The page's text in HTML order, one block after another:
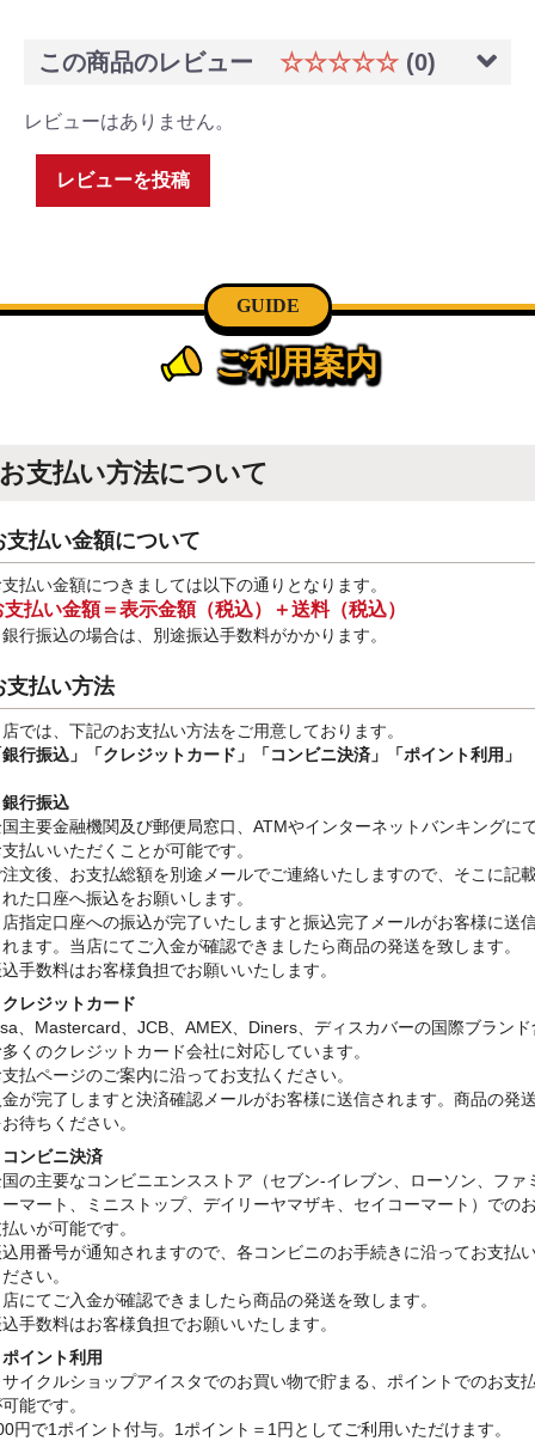
この商品のレビュー ☆☆☆☆☆ (0)
レビューはありません。
レビューを投稿
GUIDE
ご利用案内
お支払い方法について
支払い金額について
払い金額につきましては以下の通りとなります。
支払い金額＝表示金額（税込）＋送料（税込）
行振込の場合は、別途振込手数料がかかります。
支払い方法
では、下記のお支払い方法をご用意しております。
行振込」
「クレジットカード」「コンビニ決済」「ポイント利用」
行振込
主要金融機関及び郵便局窓口、ATMやインターネットバンキングに
払いいただくことが可能です。
文後、お支払総額を別途メールでご連絡いたしますので、そこに記
た口座へ振込をお願いします。
指定口座への振込が完了いたしますと振込完了メールがお客様に送
ます。当店にてご入金が確認できましたら商品の発送を致します。
手数料はお客様負担でお願いいたします。
レジットカード
、Mastercard、JCB、AMEX、Diners、ディスカバーの国際ブランド
くのクレジットカード会社に対応しています。
払ページのご案内に沿ってお支払ください。
が完了しますと決済確認メールがお客様に送信されます。商品の発
待ちください。
ンビニ決済
の主要なコンビニエンスストア（セブン-イレブン、ローソン、ファ
マート、ミニストップ、デイリーヤマザキ、セイコーマート）での
いが可能です。
用番号が通知されますので、各コンビニのお手続きに沿ってお支払
さい。
にてご入金が確認できましたら商品の発送を致します。
手数料はお客様負担でお願いいたします。
イント利用
イクルショップアイスタでのお買い物で貯まる、ポイントでのお支
能です。
円で1ポイント付与。1ポイント＝1円としてご利用いただけます。